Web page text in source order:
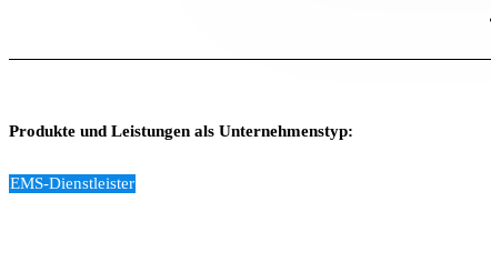
Produkte und Leistungen als Unternehmenstyp:
EMS-Dienstleister